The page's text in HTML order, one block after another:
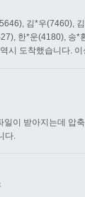
김*우(7460),
한*운(4180), 송*
시 도착했습니다.
이 받아지는데 압
다.